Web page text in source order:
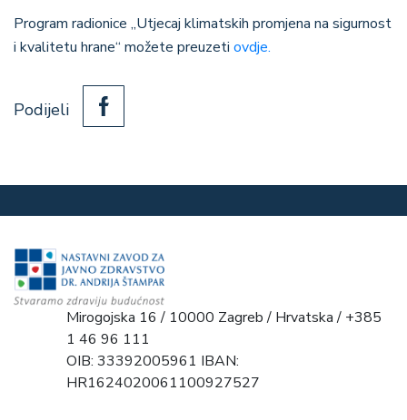
Program radionice „Utjecaj klimatskih promjena na sigurnost
i kvalitetu hrane“ možete preuzeti ovdje.
Podijeli
Mirogojska 16 / 10000 Zagreb / Hrvatska / +385
1 46 96 111
OIB: 33392005961 IBAN:
HR1624020061100927527